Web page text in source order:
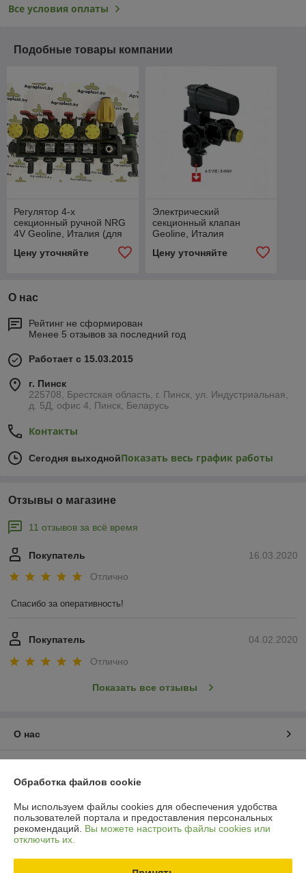
Все условия оплаты
Подобные товары компании
Регулятор 4-х
секционный ручной NRG
4V Geoline, Италия (для
Цену уточняйте
Электрический
секционный клапан
Geoline, Италия
Цену уточняйте
О нас
Рейтинг не сформирован
Менее 5 отзывов за последний год
Работает с 15.03.2015
г. Пинск
225708, Брестская область, г. Пинск, ул. Индустриальная,
д. 5Д, офис 4, Пинск, Беларусь
Контакты
Сегодня выходнойПоказать весь график работы
Отзывы о магазине
11 отзывов за всё время
16.03.2020
Покупатель
Отлично
Спасибо за оперативность!
04.02.2020
Покупатель
Отлично
Показать все отзывы
О нас
График работы
Полная версия сайта
Обработка файлов cookie
Мы используем файлы cookies для обеспечения удобства
пользователей портала и предоставления персональных
рекомендаций. Вы можете настроить файлы cookies или
отключить их.